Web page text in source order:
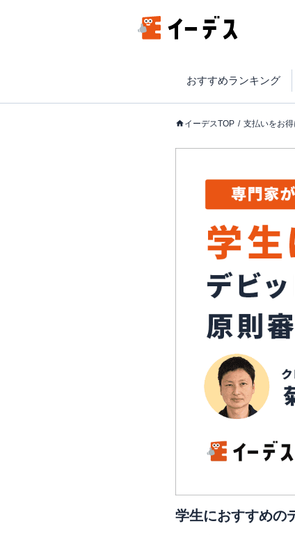
おすすめランキング
イーデスTOP 支払いをお
学生におすすめの